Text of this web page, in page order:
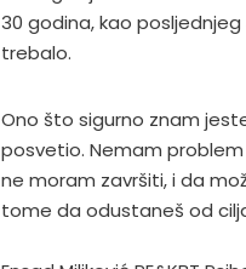
30 godina, kao
trebalo.
Ono što sigurno znam
posvetio. Nemam
ne moram završiti, i da
tome da odustaneš od